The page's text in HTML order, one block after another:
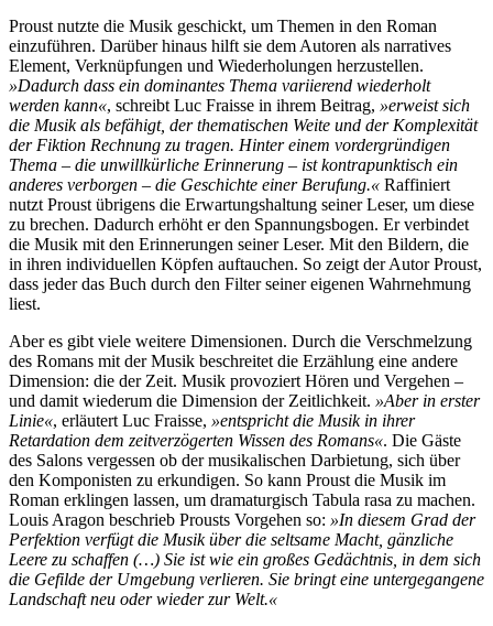
Proust nutzte die Musik geschickt, um Themen in den Roman
einzuführen. Darüber hinaus hilft sie dem Autoren als narratives
Element, Verknüpfungen und Wiederholungen herzustellen.
»Dadurch dass ein dominantes Thema variierend wiederholt
werden kann«, schreibt Luc Fraisse in ihrem Beitrag, »erweist sich
die Musik als befähigt, der thematischen Weite und der Komplexität
der Fiktion Rechnung zu tragen. Hinter einem vordergründigen
Thema – die unwillkürliche Erinnerung – ist kontrapunktisch ein
anderes verborgen – die Geschichte einer Berufung.« Raffiniert
nutzt Proust übrigens die Erwartungshaltung seiner Leser, um diese
zu brechen. Dadurch erhöht er den Spannungsbogen. Er verbindet
die Musik mit den Erinnerungen seiner Leser. Mit den Bildern, die
in ihren individuellen Köpfen auftauchen. So zeigt der Autor Proust,
dass jeder das Buch durch den Filter seiner eigenen Wahrnehmung
liest.
Aber es gibt viele weitere Dimensionen. Durch die Verschmelzung
des Romans mit der Musik beschreitet die Erzählung eine andere
Dimension: die der Zeit. Musik provoziert Hören und Vergehen –
und damit wiederum die Dimension der Zeitlichkeit. »Aber in erster
Linie«, erläutert Luc Fraisse, »entspricht die Musik in ihrer
Retardation dem zeitverzögerten Wissen des Romans«. Die Gäste
des Salons vergessen ob der musikalischen Darbietung, sich über
den Komponisten zu erkundigen. So kann Proust die Musik im
Roman erklingen lassen, um dramaturgisch Tabula rasa zu machen.
Louis Aragon beschrieb Prousts Vorgehen so: »In diesem Grad der
Perfektion verfügt die Musik über die seltsame Macht, gänzliche
Leere zu schaffen (…) Sie ist wie ein großes Gedächtnis, in dem sich
die Gefilde der Umgebung verlieren. Sie bringt eine untergegangene
Landschaft neu oder wieder zur Welt.«